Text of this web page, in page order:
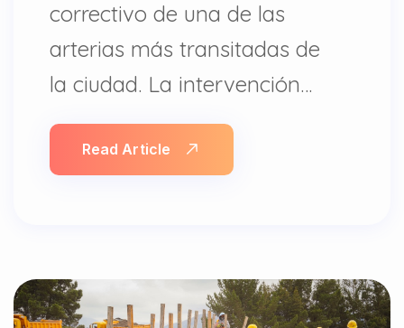
correctivo de una de las
arterias más transitadas de
la ciudad. La intervención…
Read Article